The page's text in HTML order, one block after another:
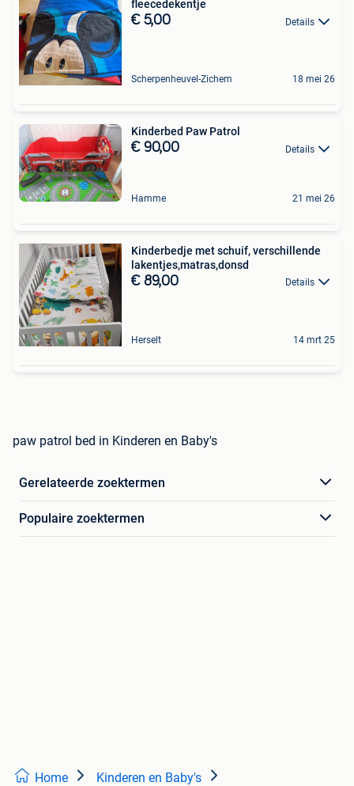
fleecedekentje
€ 5,00 Details
Scherpenheuvel-Zichem 18 mei 26
Kinderbed Paw Patrol
€ 90,00 Details
Hamme 21 mei 26
Kinderbedje met schuif, verschillende
lakentjes,matras,donsd
€ 89,00 Details
Herselt 14 mrt 25
paw patrol bed in Kinderen en Baby's
Gerelateerde zoektermen
Populaire zoektermen
Home Kinderen en Baby's